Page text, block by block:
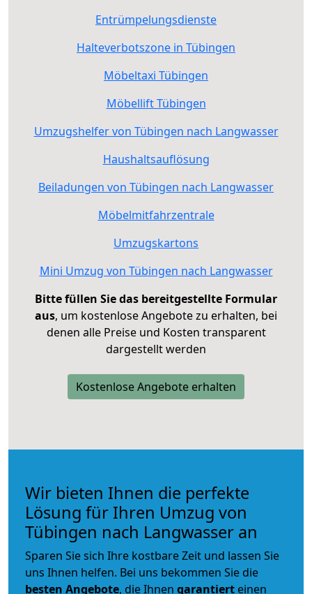
Entrümpelungsdienste
Halteverbotszone in Tübingen
Möbeltaxi Tübingen
Möbellift Tübingen
Umzugshelfer von Tübingen nach Langwasser
Haushaltsauflösung
Beiladungen von Tübingen nach Langwasser
Möbelmitfahrzentrale
Umzugskartons
Mini Umzug von Tübingen nach Langwasser
Bitte füllen Sie das bereitgestellte Formular
aus, um kostenlose Angebote zu erhalten, bei
denen alle Preise und Kosten transparent
dargestellt werden
Kostenlose Angebote erhalten
Wir bieten Ihnen die perfekte
Lösung für Ihren Umzug von
Tübingen nach Langwasser an
Sparen Sie sich Ihre kostbare Zeit und lassen Sie
uns Ihnen helfen. Bei uns bekommen Sie die
besten Angebote, die Ihnen garantiert einen